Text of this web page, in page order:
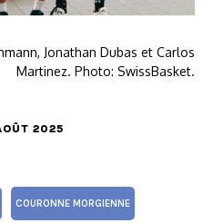
Jonathan Dubas et Carlos
Martinez. Photo: SwissBasket.
2025
COURONNE MORGIENNE